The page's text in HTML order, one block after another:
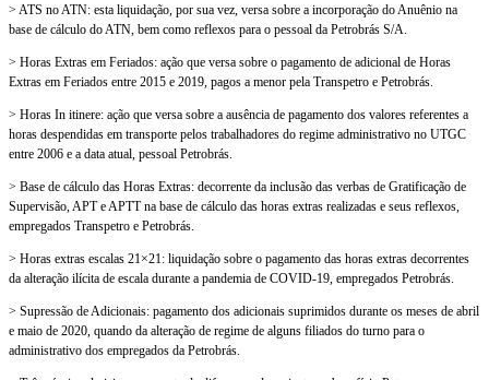
> ATS no ATN: esta liquidação, por sua vez, versa sobre a incorporação do Anuênio na
base de cálculo do ATN, bem como reflexos para o pessoal da Petrobrás S/A.
> Horas Extras em Feriados: ação que versa sobre o pagamento de adicional de Horas
Extras em Feriados entre 2015 e 2019, pagos a menor pela Transpetro e Petrobrás.
> Horas In itinere: ação que versa sobre a ausência de pagamento dos valores referentes a
horas despendidas em transporte pelos trabalhadores do regime administrativo no UTGC
entre 2006 e a data atual, pessoal Petrobrás.
> Base de cálculo das Horas Extras: decorrente da inclusão das verbas de Gratificação de
Supervisão, APT e APTT na base de cálculo das horas extras realizadas e seus reflexos,
empregados Transpetro e Petrobrás.
> Horas extras escalas 21×21: liquidação sobre o pagamento das horas extras decorrentes
da alteração ilícita de escala durante a pandemia de COVID-19, empregados Petrobrás.
> Supressão de Adicionais: pagamento dos adicionais suprimidos durante os meses de abril
e maio de 2020, quando da alteração de regime de alguns filiados do turno para o
administrativo dos empregados da Petrobrás.